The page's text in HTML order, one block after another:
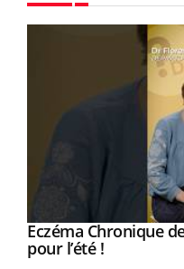
Youtube
Eczéma Chronique
pour l’été !Youtube